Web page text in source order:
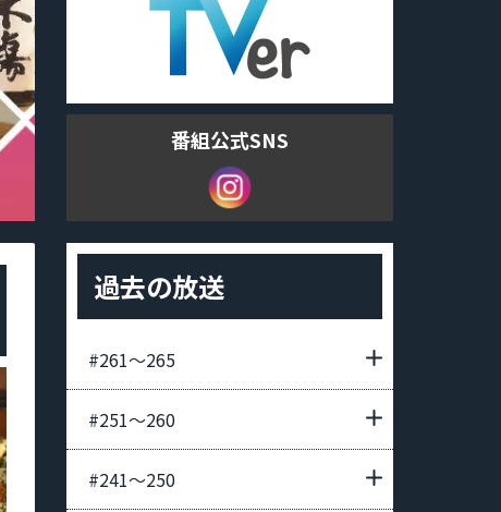
番組公式SNS
過去の放送
#261〜265
#251〜260
#241〜250